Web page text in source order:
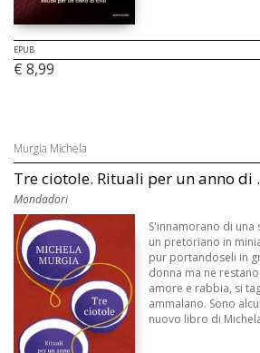
EPUB
€ 8,99
Murgia Michela
Tre ciotole. Rituali per un anno di
Mondadori
S'innamorano di
un pretoriano in
pur portandoseli in
donna ma ne
amore e rabbia, si
ammalano. Sono
nuovo libro di